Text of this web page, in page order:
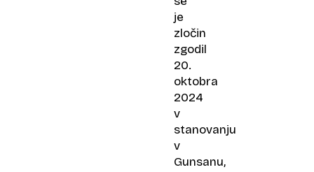
je
zločin
zgodil
20.
oktobra
2024
v
stanovanju
v
Gunsanu,